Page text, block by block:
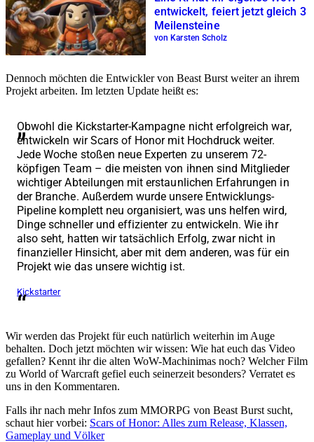
entwickelt, feiert jetzt gleich 3
Meilensteine
von Karsten Scholz
Dennoch möchten die Entwickler von Beast Burst weiter an ihrem
Projekt arbeiten. Im letzten Update heißt es:
Obwohl die Kickstarter-Kampagne nicht erfolgreich war,
entwickeln wir Scars of Honor mit Hochdruck weiter.
Jede Woche stoßen neue Experten zu unserem 72-
köpfigen Team – die meisten von ihnen sind Mitglieder
wichtiger Abteilungen mit erstaunlichen Erfahrungen in
der Branche. Außerdem wurde unsere Entwicklungs-
Pipeline komplett neu organisiert, was uns helfen wird,
Dinge schneller und effizienter zu entwickeln. Wie ihr
also seht, hatten wir tatsächlich Erfolg, zwar nicht in
finanzieller Hinsicht, aber mit dem anderen, was für ein
Projekt wie das unsere wichtig ist.
Kickstarter
Wir werden das Projekt für euch natürlich weiterhin im Auge
behalten. Doch jetzt möchten wir wissen: Wie hat euch das Video
gefallen? Kennt ihr die alten WoW-Machinimas noch? Welcher Film
zu World of Warcraft gefiel euch seinerzeit besonders? Verratet es
uns in den Kommentaren.
Falls ihr nach mehr Infos zum MMORPG von Beast Burst sucht,
schaut hier vorbei: Scars of Honor: Alles zum Release, Klassen,
Gameplay und Völker